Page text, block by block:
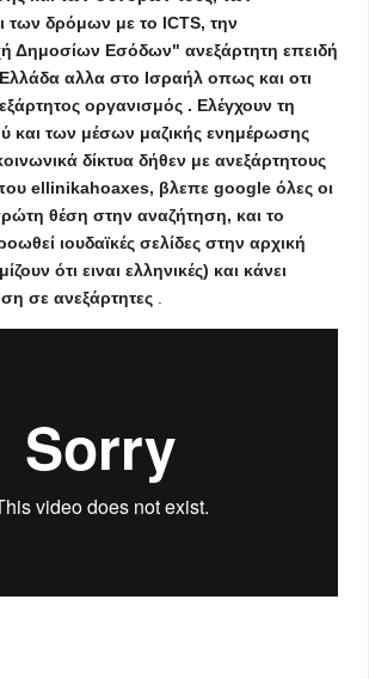
των δρόμων με το ICTS, την
Δημοσίων Εσόδων" ανεξάρτητη επειδή
αλλα στο Ισραήλ οπως και οτι
οργανισμός . Ελέγχουν τη
και των μέσων μαζικής ενημέρωσης
δίκτυα δήθεν με ανεξάρτητους
ellinikahoaxes, βλεπε google όλες οι
θέση στην αναζήτηση, και το
ιουδαϊκές σελίδες στην αρχική
ότι ειναι ελληνικές) και κάνει
σε ανεξάρτητες